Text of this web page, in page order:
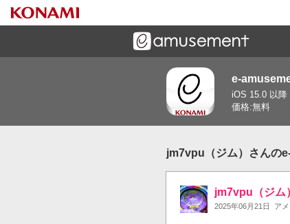
ゲームと連携したコミュニケーションアプリで
e-
iOS 15.0 以
価格:無料
jm7vpu（ジム）さんの
jm7vpu（ジム
2025年06月21日 ア